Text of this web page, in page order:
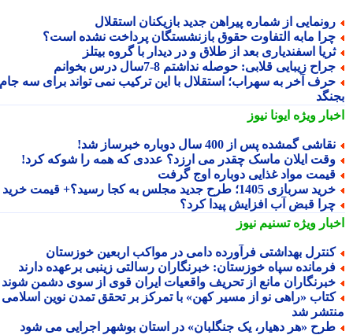
از شماره پیراهن جدید بازیکنان استقلال
مابه التفاوت حقوق بازنشستگان پرداخت نشده است؟
اسفندیاری بعد از طلاق و در دیدار با گروه بیتلز
زیبایی قلابی: حوصله نداشتم 8-7سال درس بخوانم
آخر به سهراب؛ استقلال با این ترکیب نمی تواند برای سه جام
ویژهایونا نیوز
گمشده پس از 400 سال دوباره خبرساز شد!
ایلان ماسک چقدر می ارزد؟ عددی که همه را شوکه کرد!
مواد غذایی دوباره اوج گرفت
سربازی 1405؛ طرح جدید مجلس به کجا رسید؟+ قیمت خرید
قبض آب افزایش پیدا کرد؟
ویژهتسنیم نیوز
بهداشتی فرآورده دامی در مواکب اربعین خوزستان
سپاه خوزستان: خبرنگاران رسالتی زینبی برعهده دارند
مانع از تحریف واقعیات ایران قوی از سوی دشمن شوند
«راهی نو از مسیر کهن» با تمرکز بر تحقق تمدن نوین اسلامی
شد
«هر دهیار، یک جنگلبان» در استان بوشهر اجرایی می شود